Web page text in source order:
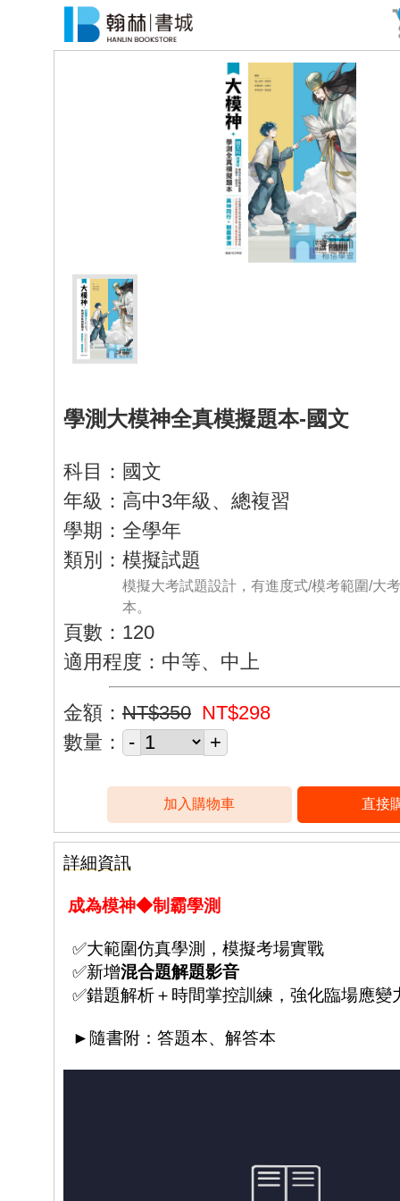
學測大模神全真模擬題本-國文
科目：國文
年級：高中3年級、總複習
學期：全學年
類別：模擬試題
模擬大考試題設計，有進度式/模考範圍/大
本。
頁數：120
適用程度：中等、中上
金額： NT$350 NT$298
數量：
詳細資訊
成為模神◆制霸學測
✅大範圍仿真學測，模擬考場實戰
✅新增混合題解題影音
✅錯題解析＋時間掌控訓練，強化臨場應變
►隨書附：答題本、解答本